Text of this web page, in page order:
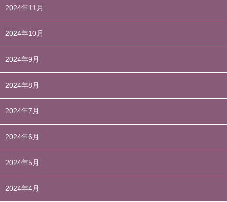
2024年11月
2024年10月
2024年9月
2024年8月
2024年7月
2024年6月
2024年5月
2024年4月